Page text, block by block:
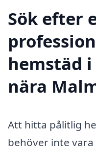
Sök efter
hemstäd
nära
Att hitta pålitlig
behöver inte